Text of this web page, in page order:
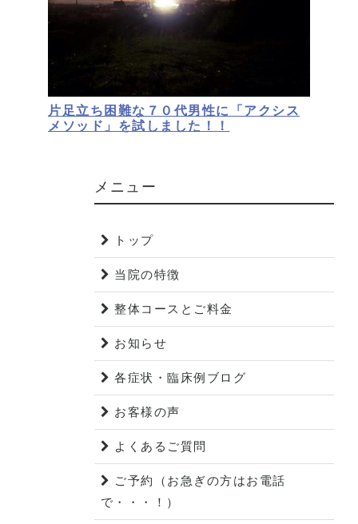
片足立ち困難な７０代男性に「アクシス
メソッド」を試しました！！
メニュー
トップ
当院の特徴
整体コースとご料金
お知らせ
各症状・臨床例ブログ
お客様の声
よくあるご質問
ご予約（お急ぎの方はお電話
で・・・！）